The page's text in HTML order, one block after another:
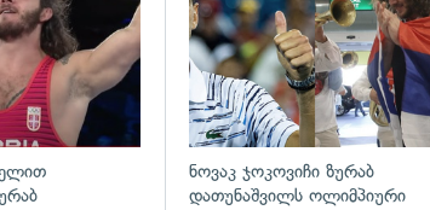
ნოვაკ ჯოკოვიჩი ზურაბ
დათუნაშვილს ოლიმპიური